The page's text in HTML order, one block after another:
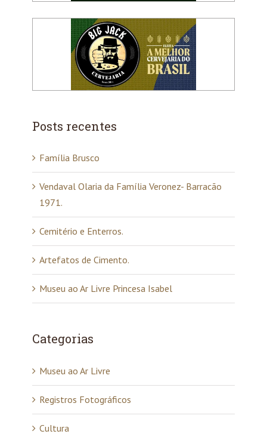
Posts recentes
Família Brusco
Vendaval Olaria da Família Veronez- Barracão
1971.
Cemitério e Enterros.
Artefatos de Cimento.
Museu ao Ar Livre Princesa Isabel
Categorias
Museu ao Ar Livre
Registros Fotográficos
Cultura